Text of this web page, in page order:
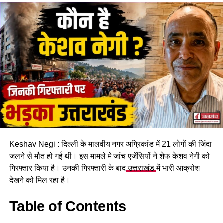
की आत्मा की शांति और परिजनों को धैर्य प्रदान करने की प्रार्थना की है।
पीएमओ ने भी राहत की घोषणा करते हुए मृतकों के परिजनों को 2-2 लाख
रुपये और घायलों को 50,000 रुपये देने का ऐलान किया है।
उपमुख्यमंत्री का दौरा
उपमुख्यमंत्री मुकेश अग्निहोत्री ने दोपहर में एम्स बिलासपुर पहुंचकर घायलों
का हालचाल जाना और परिजनों से मुलाकात की। उन्होंने उचित सहायता
का भरोसा दिलाया और कहा कि सरकार घायलों के इलाज में कोई कमी नहीं
छोड़ेगी।
एक और हादसा चंबा में
इसी दिन चंबा जिले के मंडून गांव में सड़क हादसे में एक शिक्षक की मौत हो
गई। अनियंत्रित वाहन टीन की छत पर जा गिरा, जिसमें बुंदेडी निवासी
शिक्षक खेम राज की जान चली गई। पुलिस ने हादसे की पुष्टि की है।
ये हादसे प्रदेश की जर्जर सड़कों और सुरक्षा के इंतजामों पर गंभीर सवाल
Keshav Negi : दिल्ली के मालवीय नगर अग्रिकांड में 21 लोगों की जिंदा
जलने से मौत हो गई थी। इस मामले में जांच एजेंसियों ने शेफ केशव नेगी को
गिरफ्तार किया है। उनकी गिरफ्तारी के बादउत्तराखंडमें भारी आक्रोश
देखने को मिल रहा है।
Table of Contents